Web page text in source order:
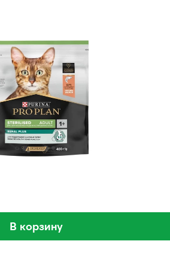
В корзину